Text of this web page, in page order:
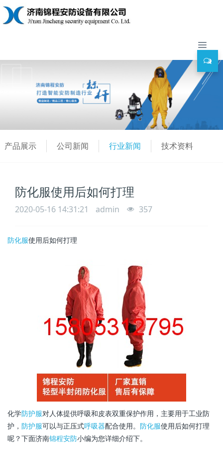
产品展示 公司新闻 行业新闻 技术资料
防化服使用后如何打理
2020-05-16 14:31:21 admin 357
防化服使用后如何打理
化学防护服对人体提供呼吸和皮表双重保护作用，主要用于工业防
护， 防护服可以与正压式呼吸器配合使用。 防化服使用后如何打理
呢？下面济南锦程安防小编为您详细介绍下。